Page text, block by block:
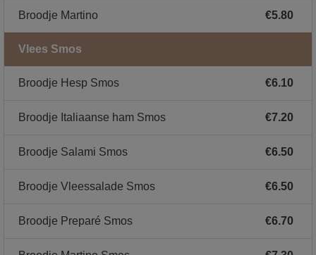
Broodje Martino €5.80
Vlees Smos
Broodje Hesp Smos €6.10
Broodje Italiaanse ham Smos €7.20
Broodje Salami Smos €6.50
Broodje Vleessalade Smos €6.50
Broodje Preparé Smos €6.70